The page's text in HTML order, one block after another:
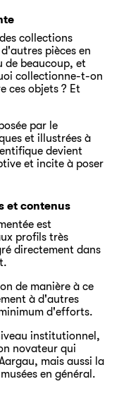
collections
pièces en
de beaucoup, et
collectionne-t-on
ces objets ? Et
par le
et illustrées à
devient
et incite à poser
et contenus
est
profils très
directement dans
de manière à ce
à d'autres
d'efforts.
institutionnel,
novateur qui
mais aussi la
en général.